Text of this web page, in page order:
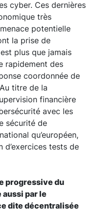
cyber. Ces dernières
très
potentielle
la prise de
plus que jamais
rapidement des
coordonnée de
titre de la
financière
avec les
sécurité de
qu’européen,
d’exercices tests de
progressive du
par le
dite décentralisée